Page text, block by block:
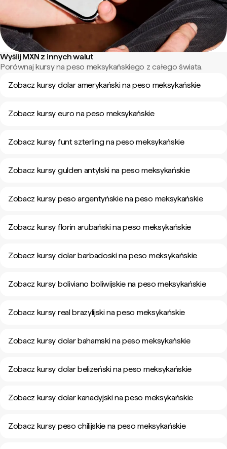
Wyślij MXN z innych walut
Porównaj kursy na peso meksykańskiego z całego świata.
Zobacz kursy dolar amerykański na peso meksykańskie
Zobacz kursy euro na peso meksykańskie
Zobacz kursy funt szterling na peso meksykańskie
Zobacz kursy gulden antylski na peso meksykańskie
Zobacz kursy peso argentyńskie na peso meksykańskie
Zobacz kursy florin arubański na peso meksykańskie
Zobacz kursy dolar barbadoski na peso meksykańskie
Zobacz kursy boliviano boliwijskie na peso meksykańskie
Zobacz kursy real brazylijski na peso meksykańskie
Zobacz kursy dolar bahamski na peso meksykańskie
Zobacz kursy dolar belizeński na peso meksykańskie
Zobacz kursy dolar kanadyjski na peso meksykańskie
Zobacz kursy peso chilijskie na peso meksykańskie